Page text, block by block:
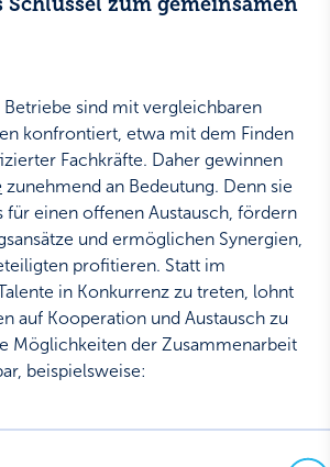
sind mit vergleichbaren
konfrontiert, etwa mit dem Finden
Fachkräfte. Daher gewinnen
zunehmend an Bedeutung. Denn sie
für einen offenen Austausch, fördern
und ermöglichen Synergien,
profitieren. Statt im
in Konkurrenz zu treten, lohnt
auf Kooperation und Austausch zu
Möglichkeiten der Zusammenarbeit
beispielsweise: